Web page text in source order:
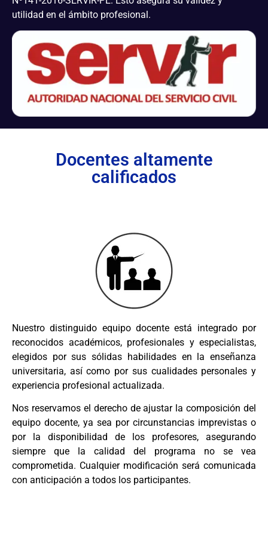
utilidad en el ámbito profesional.
Docentes altamente
calificados
Nuestro distinguido equipo docente está integrado por
reconocidos académicos, profesionales y especialistas,
elegidos por sus sólidas habilidades en la enseñanza
universitaria, así como por sus cualidades personales y
experiencia profesional actualizada.
Nos reservamos el derecho de ajustar la composición del
equipo docente, ya sea por circunstancias imprevistas o
por la disponibilidad de los profesores, asegurando
siempre que la calidad del programa no se vea
comprometida. Cualquier modificación será comunicada
con anticipación a todos los participantes.